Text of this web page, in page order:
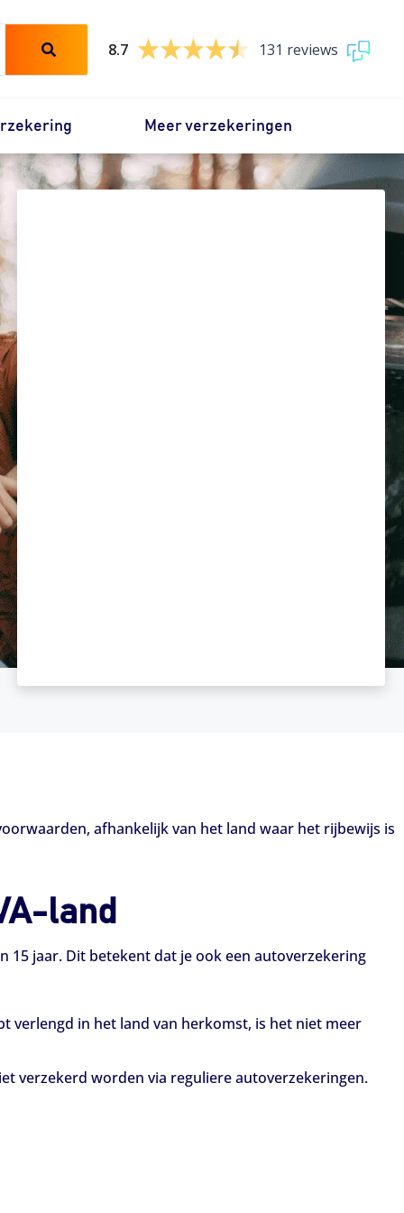
8.7
131 reviews
Meer verzekeringen
afhankelijk van het land waar het rijbewijs is
land
15 jaar. Dit betekent dat je ook een autoverzekering
verlengd in het land van herkomst, is het niet meer
verzekerd worden via reguliere autoverzekeringen.